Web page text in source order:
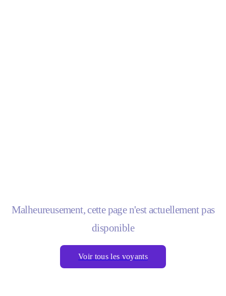
Malheureusement, cette page n'est actuellement pas
disponible
Voir tous les voyants